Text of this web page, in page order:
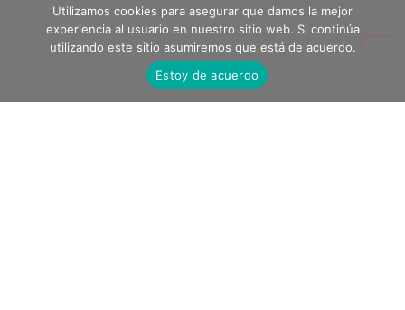
Utilizamos cookies para asegurar que damos la mejor
experiencia al usuario en nuestro sitio web. Si continúa
utilizando este sitio asumiremos que está de acuerdo.
Estoy de acuerdo